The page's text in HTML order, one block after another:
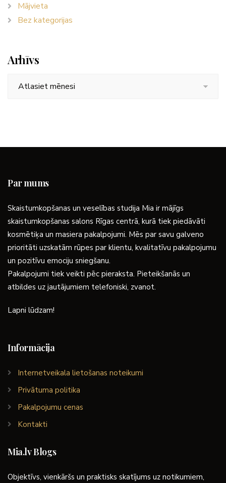
Mājvieta
Bez kategorijas
Arhīvs
Par mums
Skaistumkopšanas un veselības studija Mia ir mājīgs
skaistumkopšanas salons Rīgas centrā, kurā tiek piedāvāti
kosmētiķa un masiera pakalpojumi. Mēs par savu galveno
prioritāti uzskatām rūpes par klientu, kvalitatīvu pakalpojumu
un pozitīvu emociju sniegšanu.
Pakalpojumi tiek veikti pēc pieraksta. Pieteikšanās un
atbildes uz jautājumiem telefoniski, zvanot.
Lapni lūdzam!
Informācija
Internetveikala lietošanas noteikumi
Privātuma politika
Pakalpojumu cenas
Kontakti
Mia.lv Blogs
Objektīvs, vienkāršs un praktisks skatījums uz notikumiem,